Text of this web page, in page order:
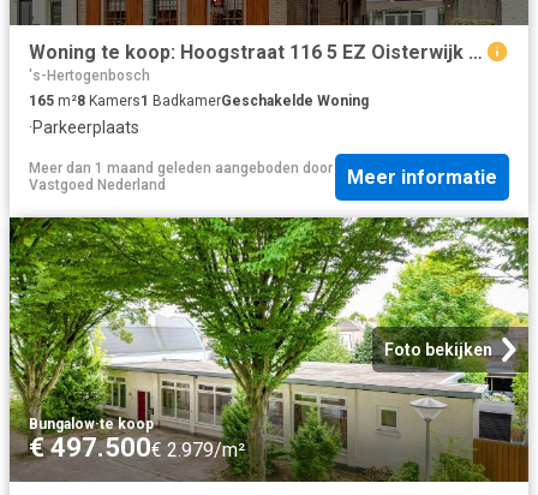
Woning te koop: Hoogstraat 116 5 EZ Oisterwijk Vastgoed Nederland
's-Hertogenbosch
165 m²8 Kamers1 BadkamerGeschakelde Woning
·Parkeerplaats
Meer dan 1 maand geleden aangeboden door
Vastgoed Nederland
Meer informatie
Foto bekijken
Bungalow·te koop
€ 497.500€ 2.979/m²